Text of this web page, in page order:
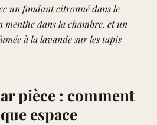
un fondant citronné dans le
menthe dans la chambre, et un
à la lavande sur les tapis
pièce : comment
espace